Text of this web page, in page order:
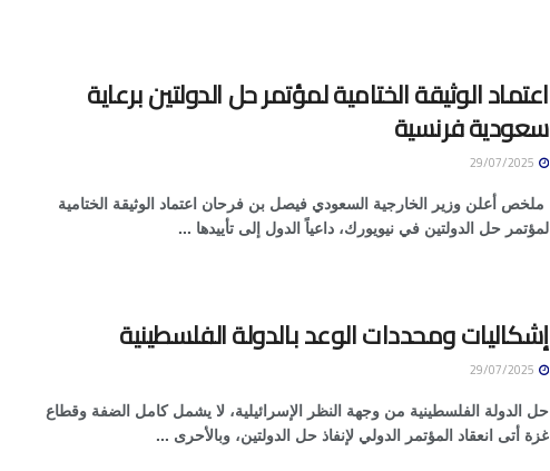
اعتماد الوثيقة الختامية لمؤتمر حل الدولتين برعاية
سعودية فرنسية
ملخص أعلن وزير الخارجية السعودي فيصل بن فرحان اعتماد الوثيقة الختامية
لمؤتمر حل الدولتين في نيويورك، داعياً الدول إلى تأييدها ...
إشكاليات ومحددات الوعد بالدولة الفلسطينية
حل الدولة الفلسطينية من وجهة النظر الإسرائيلية، لا يشمل كامل الضفة وقطاع
غزة أتى انعقاد المؤتمر الدولي لإنفاذ حل الدولتين، وبالأحرى ...